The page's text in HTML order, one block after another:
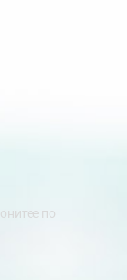
по